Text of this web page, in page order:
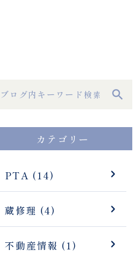
カテゴリー
PTA (14)
蔵修理 (4)
不動産情報 (1)